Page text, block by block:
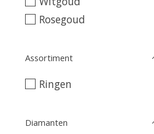
Rosegoud
Assortiment
Ringen
Diamanten